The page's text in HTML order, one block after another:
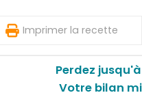
Imprimer la recette
Perdez
Votre bilan